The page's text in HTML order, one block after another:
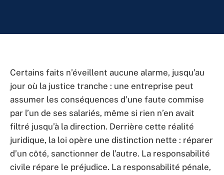
Certains faits n’éveillent aucune alarme, jusqu’au
jour où la justice tranche : une entreprise peut
assumer les conséquences d’une faute commise
par l’un de ses salariés, même si rien n’en avait
filtré jusqu’à la direction. Derrière cette réalité
juridique, la loi opère une distinction nette : réparer
d’un côté, sanctionner de l’autre. La responsabilité
civile répare le préjudice. La responsabilité pénale,